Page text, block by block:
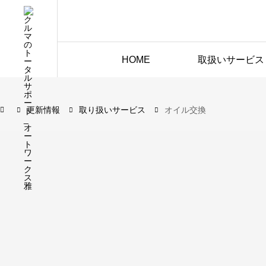
HOME 取扱いサービス
更新情報 取り扱いサービス オイル交換